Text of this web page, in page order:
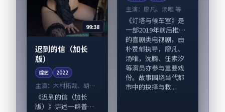
99:38
迟到的信（加长
版）
综艺 2022
主演： 木村拓哉、胡歌
等
《迟到的信（加长
版）》讲述一群普通
主演：廖凡、汤唯 等
《灯塔与候车室》是
一部2019年前后推出
的喜剧类电视剧，由
朴赞郁执导，廖凡、
汤唯，沈腾、任素汐
等演员亦参与重要戏
份。故事围绕当代都
市中的抉择与救...